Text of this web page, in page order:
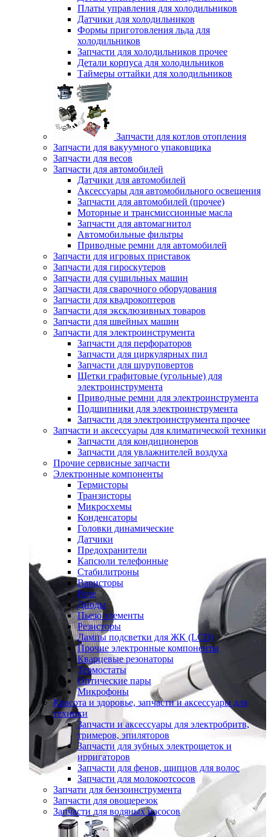
Платы управления для холодильников
Датчики для холодильников
Формы приготовления льда для
холодильников
Запчасти для холодильников прочее
Детали корпуса для холодильников
Таймеры оттайки для холодильников
Запчасти для котлов отопления
Запчасти для вакуумного упаковщика
Запчасти для весов
Запчасти для автомобилей
Датчики для автомобилей
Аксессуары для автомобильного освещения
Запчасти для автомобилей (прочее)
Моторные и трансмиссионные масла
Запчасти для автомагнитол
Автомобильные фильтры
Приводные ремни для автомобилей
Запчасти для игровых приставок
Запчасти для гироскутеров
Запчасти для сушильных машин
Запчасти для сварочного оборудования
Запчасти для квадрокоптеров
Запчасти для эксклюзивных товаров
Запчасти для швейных машин
Запчасти для электроинструмента
Запчасти для перфораторов
Запчасти для циркулярных пил
Запчасти для шуруповертов
Щетки графитовые (угольные) для
электроинструмента
Приводные ремни для электроинструмента
Подшипники для электроинструмента
Запчасти для электроинструмента прочее
Запчасти и аксессуары для климатической техники
Запчасти для кондиционеров
Запчасти для увлажнителей воздуха
Прочие сервисные запчасти
Электронные компоненты
Термисторы
Транзисторы
Микросхемы
Конденсаторы
Головки динамические
Датчики
Предохранители
Капсюли телефонные
Стабилитроны
Варисторы
Реле
Диоды
Пьезо элементы
Резисторы
Лампы подсветки для ЖК (LCD)
Прочие электронные компоненты
Кварцевые резонаторы
Термостаты
Оптические пары
Микрофоны
Красота и здоровье, запчасти и аксессуары для
техники
Запчасти и аксессуары для электробритв,
тримеров, эпиляторов
Запчасти для зубных электрощеток и
ирригаторов
Запчасти для фенов, щипцов для волос
Запчасти для молокоотсосов
Запчати для бензоинструмента
Запчасти для овощерезок
Запчасти для водяных насосов